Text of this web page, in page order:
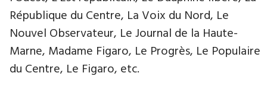
République du Centre, La Voix du Nord, Le
Nouvel Observateur, Le Journal de la Haute-
Marne, Madame Figaro, Le Progrès, Le Populaire
du Centre, Le Figaro, etc.